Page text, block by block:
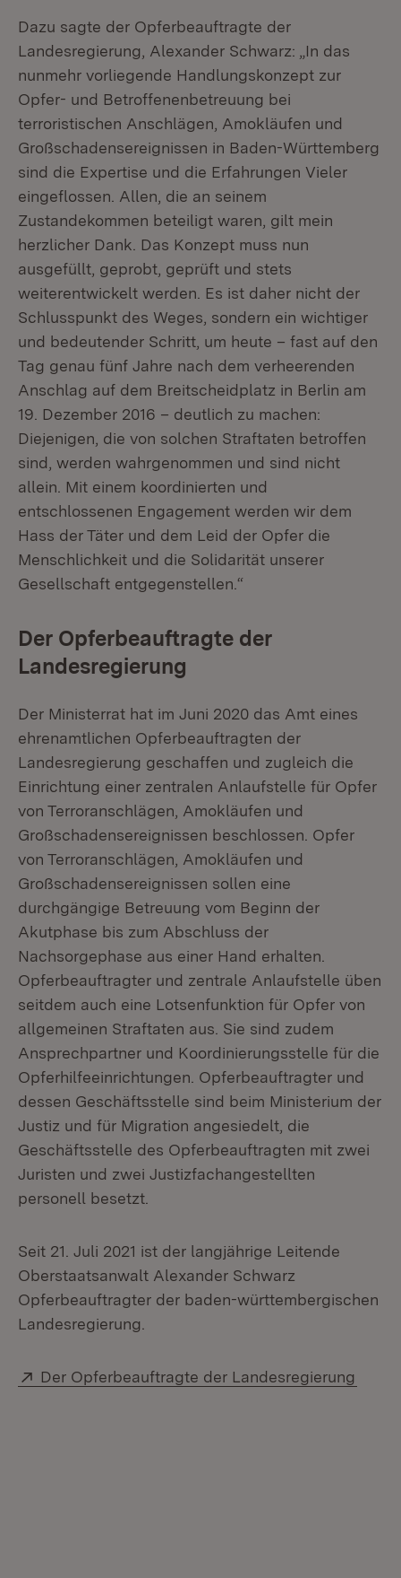
Dazu sagte der Opferbeauftragte der
Landesregierung, Alexander Schwarz: „In das
nunmehr vorliegende Handlungskonzept zur
Opfer- und Betroffenenbetreuung bei
terroristischen Anschlägen, Amokläufen und
Großschadensereignissen in Baden-Württemberg
sind die Expertise und die Erfahrungen Vieler
eingeflossen. Allen, die an seinem
Zustandekommen beteiligt waren, gilt mein
herzlicher Dank. Das Konzept muss nun
ausgefüllt, geprobt, geprüft und stets
weiterentwickelt werden. Es ist daher nicht der
Schlusspunkt des Weges, sondern ein wichtiger
und bedeutender Schritt, um heute – fast auf den
Tag genau fünf Jahre nach dem verheerenden
Anschlag auf dem Breitscheidplatz in Berlin am
19. Dezember 2016 – deutlich zu machen:
Diejenigen, die von solchen Straftaten betroffen
sind, werden wahrgenommen und sind nicht
allein. Mit einem koordinierten und
entschlossenen Engagement werden wir dem
Hass der Täter und dem Leid der Opfer die
Menschlichkeit und die Solidarität unserer
Gesellschaft entgegenstellen.“
Der Opferbeauftragte der
Landesregierung
Der Ministerrat hat im Juni 2020 das Amt eines
ehrenamtlichen Opferbeauftragten der
Landesregierung geschaffen und zugleich die
Einrichtung einer zentralen Anlaufstelle für Opfer
von Terroranschlägen, Amokläufen und
Großschadensereignissen beschlossen. Opfer
von Terroranschlägen, Amokläufen und
Großschadensereignissen sollen eine
durchgängige Betreuung vom Beginn der
Akutphase bis zum Abschluss der
Nachsorgephase aus einer Hand erhalten.
Opferbeauftragter und zentrale Anlaufstelle üben
seitdem auch eine Lotsenfunktion für Opfer von
allgemeinen Straftaten aus. Sie sind zudem
Ansprechpartner und Koordinierungsstelle für die
Opferhilfeeinrichtungen. Opferbeauftragter und
dessen Geschäftsstelle sind beim Ministerium der
Justiz und für Migration angesiedelt, die
Geschäftsstelle des Opferbeauftragten mit zwei
Juristen und zwei Justizfachangestellten
personell besetzt.
Seit 21. Juli 2021 ist der langjährige Leitende
Oberstaatsanwalt Alexander Schwarz
Opferbeauftragter der baden-württembergischen
Landesregierung.
Extern:
Der Opferbeauftragte der Landesregierung